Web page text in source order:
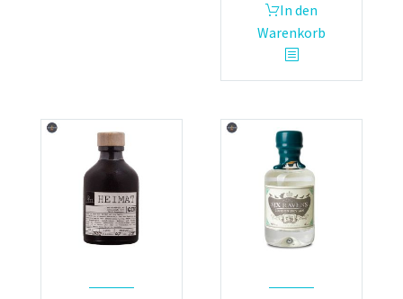
In den
Warenkorb